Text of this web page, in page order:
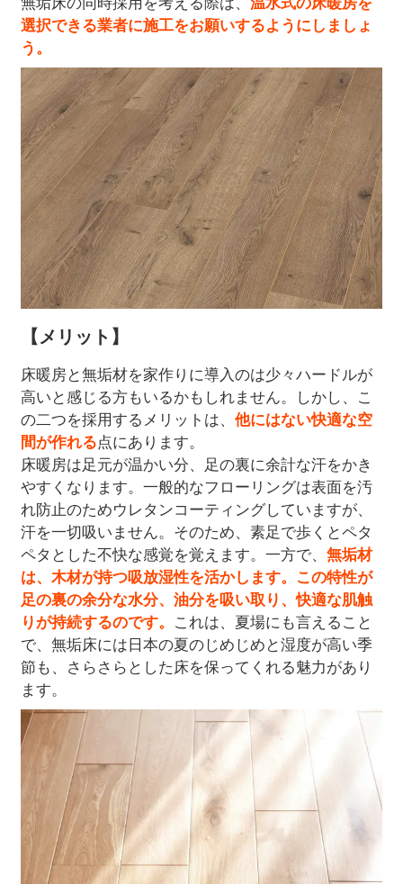
選択できる業者に施工をお願いするようにしましょ
う。
【メリット】
床暖房と無垢材を家作りに導入のは少々ハードルが
高いと感じる方もいるかもしれません。しかし、こ
の二つを採用するメリットは、他にはない快適な空
間が作れる点にあります。
床暖房は足元が温かい分、足の裏に余計な汗をかき
やすくなります。一般的なフローリングは表面を汚
れ防止のためウレタンコーティングしていますが、
汗を一切吸いません。そのため、素足で歩くとペタ
ペタとした不快な感覚を覚えます。一方で、無垢材
は、木材が持つ吸放湿性を活かします。この特性が
足の裏の余分な水分、油分を吸い取り、快適な肌触
りが持続するのです。 これは、夏場にも言えること
で、無垢床には日本の夏のじめじめと湿度が高い季
節も、さらさらとした床を保ってくれる魅力があり
ます。